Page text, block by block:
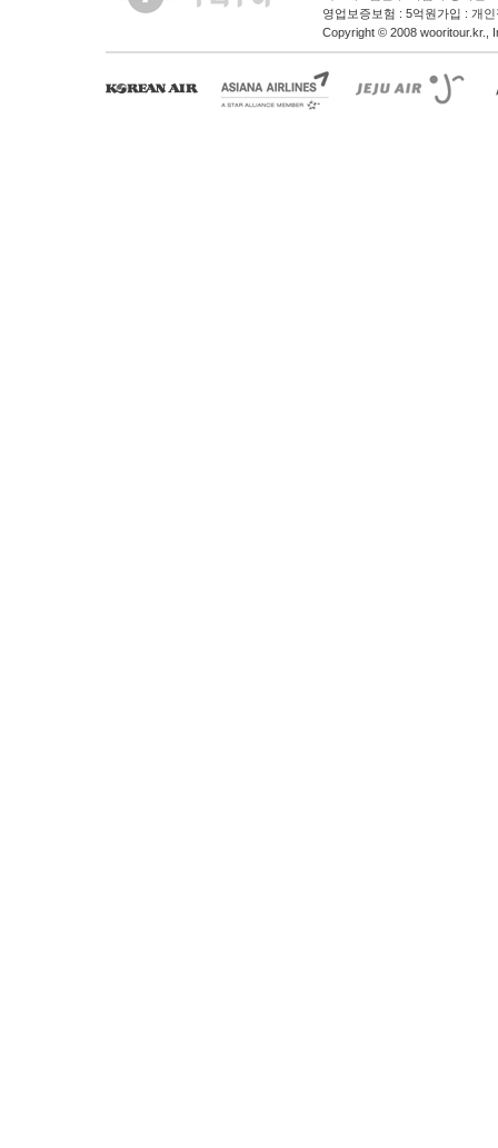
영업보증보험 : 5억원가입 : 개
Copyright © 2008 wooritour.kr.,